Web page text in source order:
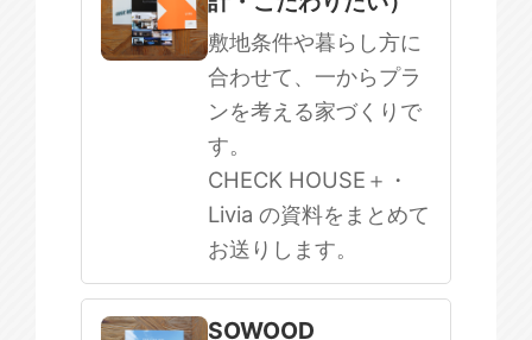
敷地条件や暮らし方に
合わせて、一からプラ
ンを考える家づくりで
す。
CHECK HOUSE＋・
Livia の資料をまとめて
お送りします。
SOWOOD